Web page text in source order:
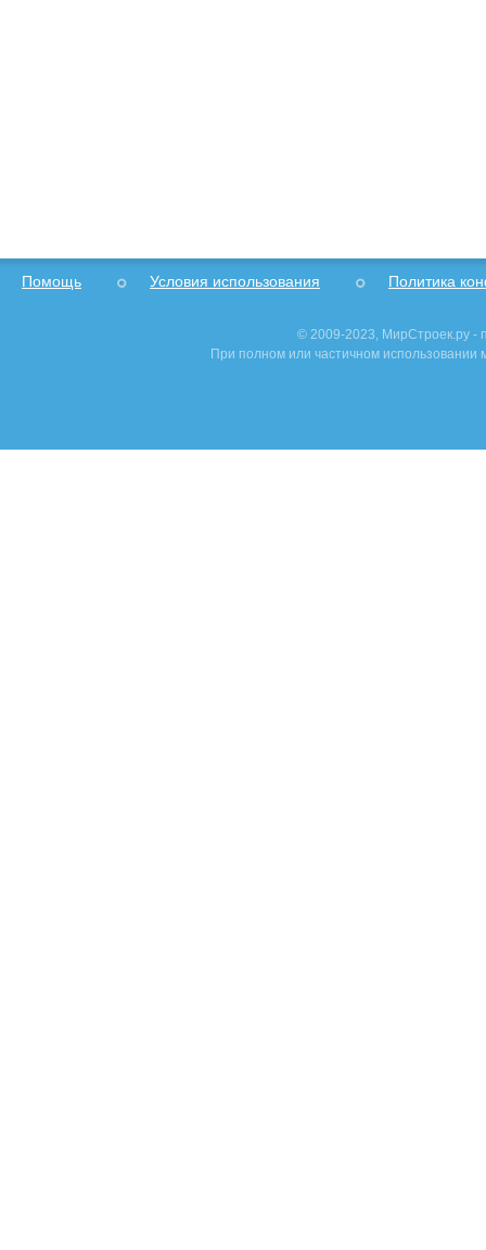
Помощь Условия использования Политика
© 2009-2023, МирСтроек.ру -
При полном или частичном использовании